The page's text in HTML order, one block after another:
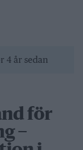
4 år sedan
för
–